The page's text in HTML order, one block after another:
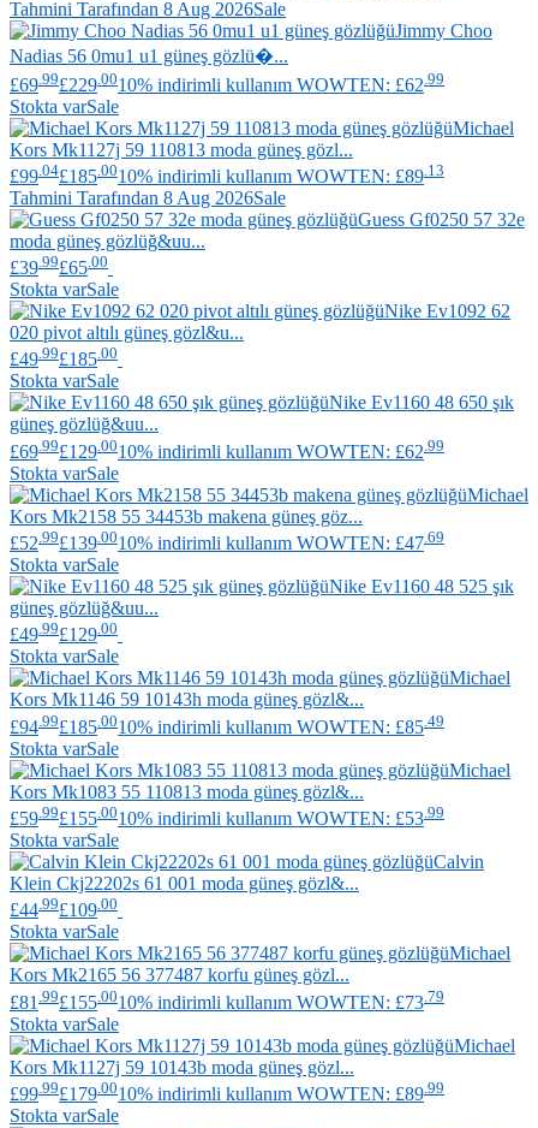
Tahmini Tarafından 8 Aug 2026Sale
Jimmy Choo
Nadias 56 0mu1 u1 güneş gözlü�...
£69 .99£229 .0010% indirimli kullanım WOWTEN: £62 .99
Stokta varSale
Michael
Kors Mk1127j 59 110813 moda güneş gözl...
£99 .04£185 .0010% indirimli kullanım WOWTEN: £89 .13
Tahmini Tarafından 8 Aug 2026Sale
Guess Gf0250 57 32e
moda güneş gözlüğ&uu...
£39 .99£65 .00
Stokta varSale
Nike Ev1092 62
020 pivot altılı güneş gözl&u...
£49.99£185.00
Stokta varSale
Nike Ev1160 48 650 şık
güneş gözlüğ&uu...
£69 .99£129 .0010% indirimli kullanım WOWTEN: £62 .99
Stokta varSale
Michael
Kors Mk2158 55 34453b makena güneş göz...
£52 .99£139 .0010% indirimli kullanım WOWTEN: £47 .69
Stokta varSale
Nike Ev1160 48 525 şık
güneş gözlüğ&uu...
£49.99£129.00
Stokta varSale
Michael
Kors Mk1146 59 10143h moda güneş gözl&...
£94 .99£185 .0010% indirimli kullanım WOWTEN: £85 .49
Stokta varSale
Michael
Kors Mk1083 55 110813 moda güneş gözl&...
£59 .99£155 .0010% indirimli kullanım WOWTEN: £53 .99
Stokta varSale
Calvin
Klein Ckj22202s 61 001 moda güneş gözl&...
£44.99£109.00
Stokta varSale
Michael
Kors Mk2165 56 377487 korfu güneş gözl...
£81 .99£155 .0010% indirimli kullanım WOWTEN: £73 .79
Stokta varSale
Michael
Kors Mk1127j 59 10143b moda güneş gözl...
£99 .99£179 .0010% indirimli kullanım WOWTEN: £89 .99
Stokta varSale